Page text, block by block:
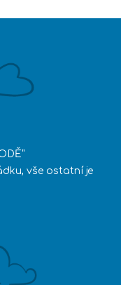
vše ostatní je